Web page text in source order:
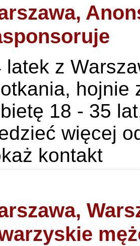
latek z
hojnie
18 - 35
więcej
kontakt